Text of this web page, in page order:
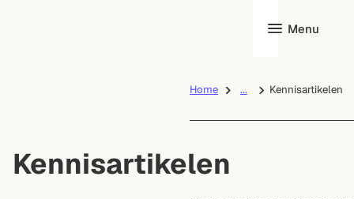
Menu
Home ... Kennisartikelen
Kennisartikelen